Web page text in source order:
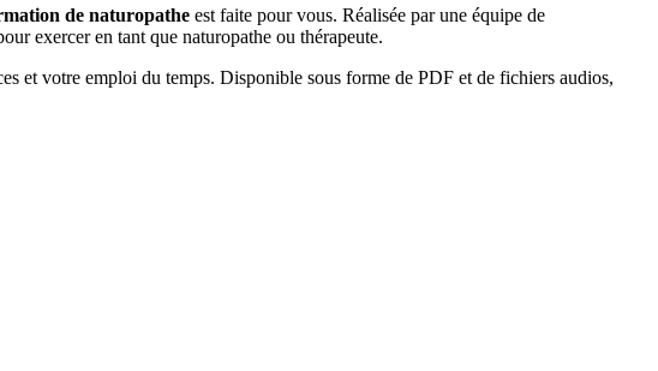
de naturopathe est faite pour vous. Réalisée par une équipe de
exercer en tant que naturopathe ou thérapeute.
et votre emploi du temps. Disponible sous forme de PDF et de fichiers audios,